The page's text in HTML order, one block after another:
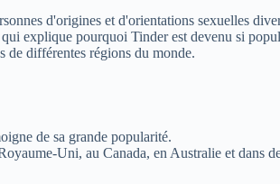
d'origines et d'orientations sexuelles
explique pourquoi Tinder est devenu si
de différentes régions du monde.
de sa grande popularité.
Uni, au Canada, en Australie et dans